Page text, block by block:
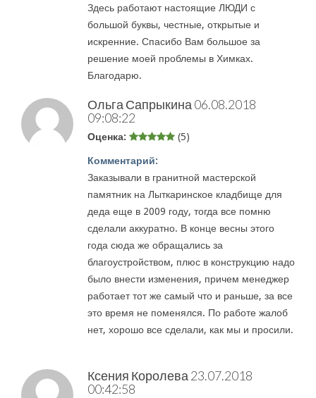
Здесь работают настоящие ЛЮДИ с
большой буквы, честные, открытые и
искренние. Спасибо Вам большое за
решение моей проблемы в Химках.
Благодарю.
Ольга Сапрыкина 06.08.2018
09:08:22
Оценка: (5)
Комментарий:
Заказывали в гранитной мастерской
памятник на Лыткаринское кладбище для
деда еще в 2009 году, тогда все помню
сделали аккуратно. В конце весны этого
года сюда же обращались за
благоустройством, плюс в конструкцию надо
было внести изменения, причем менеджер
работает тот же самый что и раньше, за все
это время не поменялся. По работе жалоб
нет, хорошо все сделали, как мы и просили.
Ксения Королева 23.07.2018
00:42:58